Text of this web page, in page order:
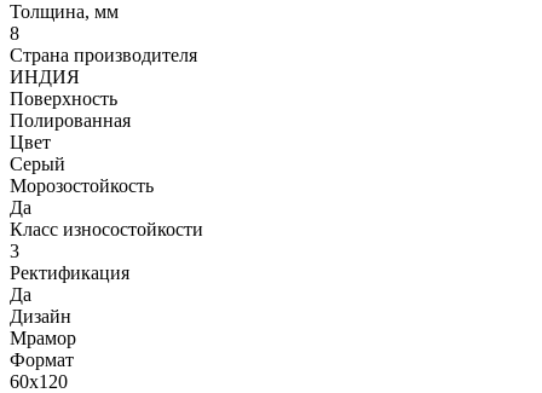
Толщина, мм
8
Страна производителя
ИНДИЯ
Поверхность
Полированная
Цвет
Серый
Морозостойкость
Да
Класс износостойкости
3
Ректификация
Да
Дизайн
Мрамор
Формат
60x120